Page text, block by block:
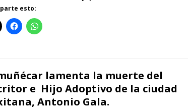
esto:
lamenta la muerte del
e Hijo Adoptivo de la ciudad
Antonio Gala.